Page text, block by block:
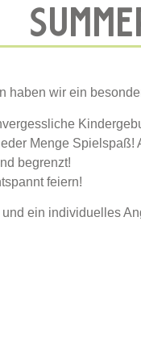
haben wir ein
Menge
begrenzt!
feiern!
ein individuelles